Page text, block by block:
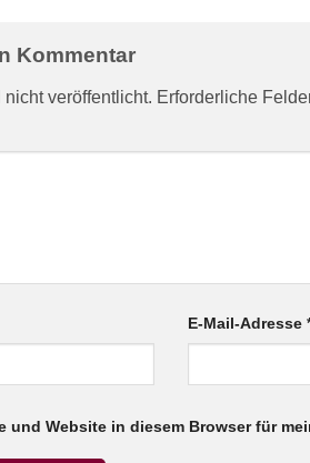
Kommentar
nicht veröffentlicht. Erforderliche
E-Mail-Adresse
und Website in diesem Browser für